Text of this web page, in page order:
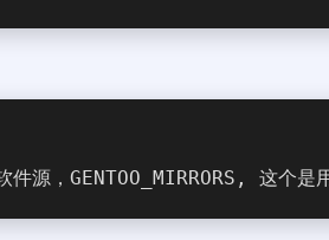
件源，GENTOO_MIRRORS, 这